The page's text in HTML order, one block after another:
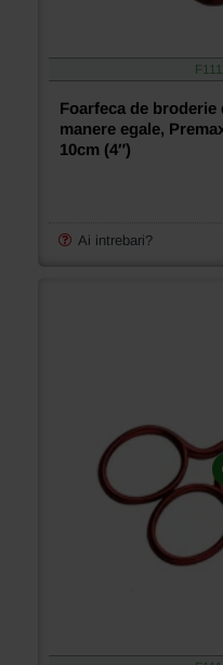
Foarfeca de broderie
manere egale,
10cm (4″)
Ai intrebari?